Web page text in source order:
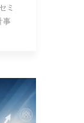
ミ
事